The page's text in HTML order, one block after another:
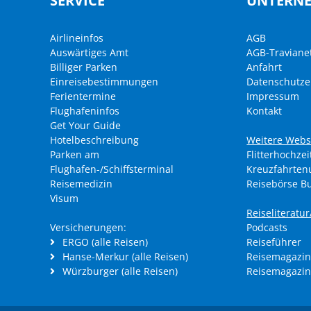
Airlineinfos
Auswärtiges Amt
Billiger Parken
Einreisebestimmungen
Ferientermine
Flughafeninfos
Get Your Guide
Hotelbeschreibung
Parken am
Flughafen-/Schiffsterminal
Reisemedizin
Visum
Versicherungen:
ERGO (alle Reisen)
Hanse-Merkur (alle Reisen)
Würzburger (alle Reisen)
AGB
AGB-
Anfahrt
Impressum
Kontakt
Weitere
Reisebörse
Podcasts
Reiseführer